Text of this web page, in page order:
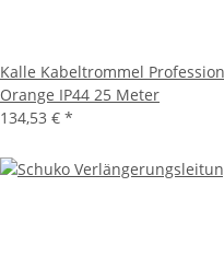
Kalle Kabeltrommel
Orange IP44 25 Meter
134,53 € *